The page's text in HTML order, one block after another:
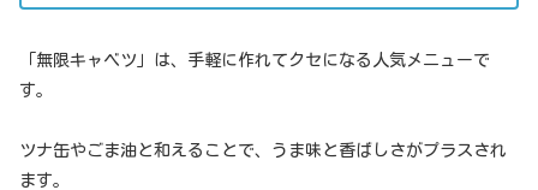
「無限キャベツ」は、手軽に作れてクセになる人気メニューで
す。
ツナ缶やごま油と和えることで、うま味と香ばしさがプラスされ
ます。